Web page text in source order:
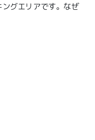
グエリアです。なぜ